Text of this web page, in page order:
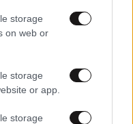
storage
on web or
storage
or app.
storage